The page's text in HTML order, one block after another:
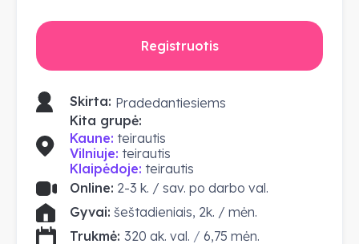
Registruotis
Skirta: Pradedantiesiems
Kita grupė:
Kaune: teirautis
Vilniuje: teirautis
Klaipėdoje: teirautis
Online: 2-3 k. / sav. po darbo val.
Gyvai: šeštadieniais, 2k. / mėn.
Trukmė: 320 ak. val. / 6,75 mėn.